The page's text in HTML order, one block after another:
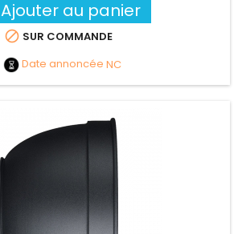
Ajouter au panier
 SUR COMMANDE
Date annoncée NC